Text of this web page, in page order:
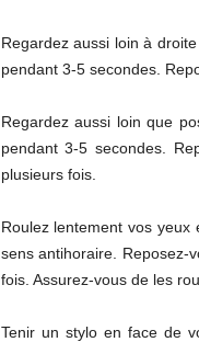
Regardez aussi loin à
pendant 3-5 secondes.
Regardez aussi loin que
pendant 3-5 secondes.
plusieurs fois.
Roulez lentement vos yeux
sens antihoraire. Reposez-
fois. Assurez-vous de les
Tenir un stylo en face de